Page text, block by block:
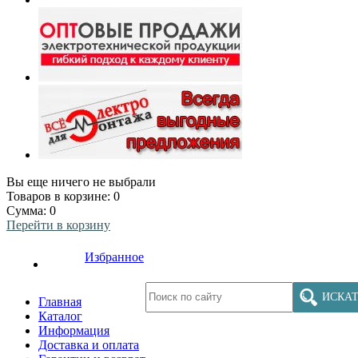
Вы еще ничего не выбрали
Товаров в корзине: 0
Сумма: 0
Перейти в корзину
Избранное
Главная
Каталог
Информация
Доставка и оплата